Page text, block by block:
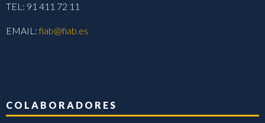
TEL: 91 411 72 11
EMAIL:fiab@fiab.es
COLABORADORES